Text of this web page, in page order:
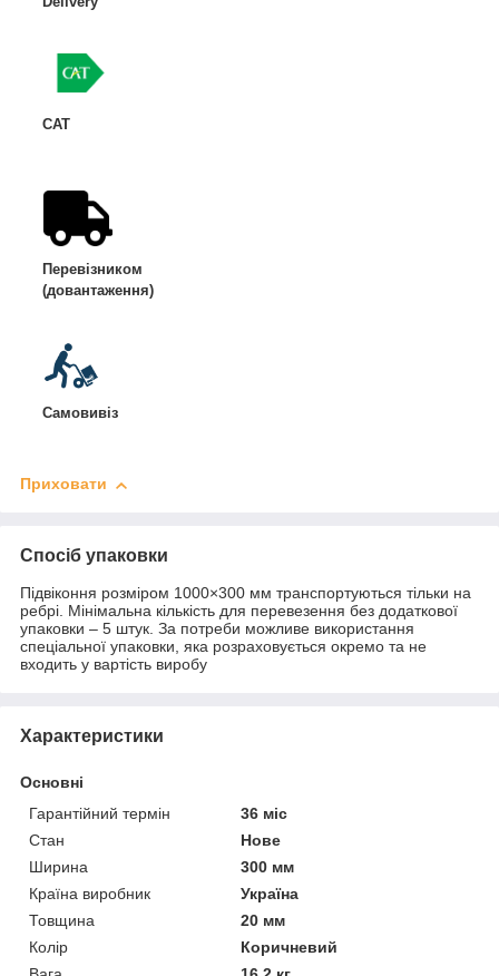
CAT
Перевізником
(довантаження)
Самовивіз
Приховати
Спосіб упаковки
Підвіконня розміром 1000×300 мм транспортуються тільки на
ребрі. Мінімальна кількість для перевезення без додаткової
упаковки – 5 штук. За потреби можливе використання
спеціальної упаковки, яка розраховується окремо та не
входить у вартість виробу
Характеристики
Основні
Гарантійний термін
36 міс
Стан
Нове
Ширина
300 мм
Країна виробник
Україна
Товщина
20 мм
Колір
Коричневий